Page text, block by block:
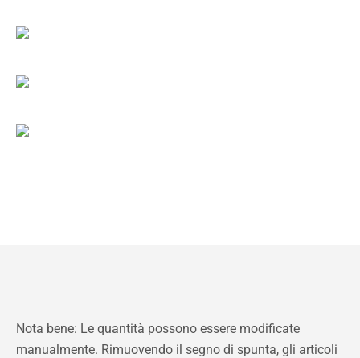
Nota bene: Le quantità possono essere modificate
manualmente. Rimuovendo il segno di spunta, gli articoli